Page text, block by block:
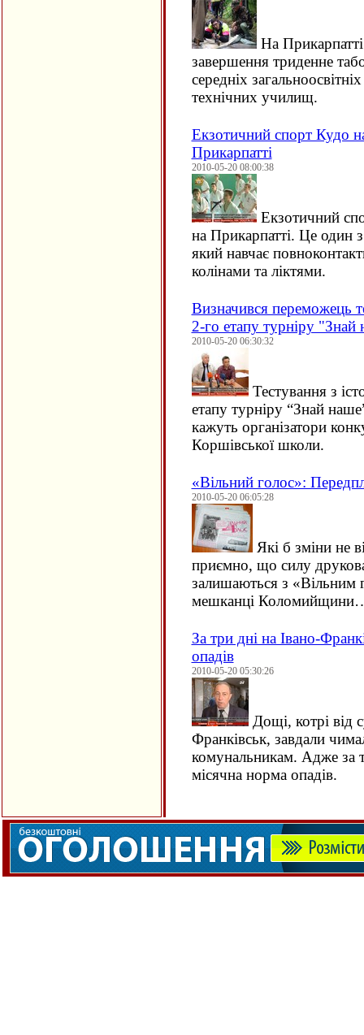
На
завершення триденне
середніх
технічних училищ.
Екзотичний спорт Кудо
Прикарпатті
2010-05-20 08:00:38
Екзотичний
на Прикарпатті. Це один
який навчає
колінами та ліктями.
Визначився переможець
2-го етапу турніру "Знай
2010-05-20 06:30:32
Тестування з
етапу турніру “Знай
кажуть організатори
Коршівської школи.
«Вільний голос»:
2010-05-20 06:05:28
Які б зміни не
приємно, що силу
залишаються з «Вільним
мешканці
За три дні на Івано-
опадів
2010-05-20 05:30:26
Дощі, котрі від
Франківськ, завдали
комунальникам. Адже за
місячна норма опадів.